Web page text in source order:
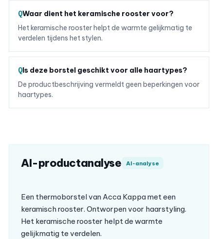
Waar dient het keramische rooster voor?
Het keramische rooster helpt de warmte gelijkmatig te
verdelen tijdens het stylen.
Is deze borstel geschikt voor alle haartypes?
De productbeschrijving vermeldt geen beperkingen voor
haartypes.
AI-productanalyse AI-analyse
Een thermoborstel van Acca Kappa met een
keramisch rooster. Ontworpen voor haarstyling.
Het keramische rooster helpt de warmte
gelijkmatig te verdelen.